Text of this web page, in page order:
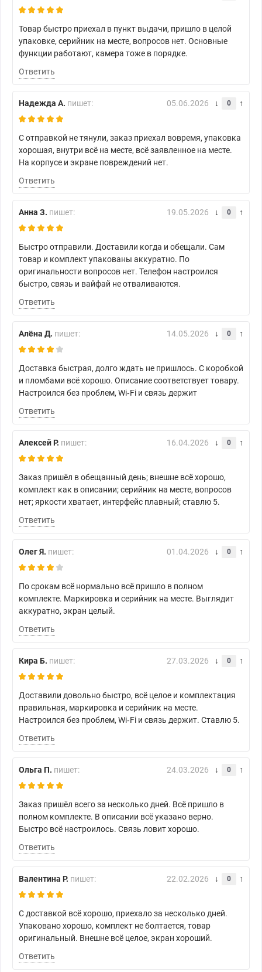
Товар быстро приехал в пункт выдачи, пришло в целой
упаковке, серийник на месте, вопросов нет. Основные
функции работают, камера тоже в порядке.
Ответить
Надежда А. пишет: 05.06.2026 0
С отправкой не тянули, заказ приехал вовремя, упаковка
хорошая, внутри всё на месте, всё заявленное на месте.
На корпусе и экране повреждений нет.
Ответить
Анна З. пишет: 19.05.2026 0
Быстро отправили. Доставили когда и обещали. Сам
товар и комплект упакованы аккуратно. По
оригинальности вопросов нет. Телефон настроился
быстро, связь и вайфай не отваливаются.
Ответить
Алёна Д. пишет: 14.05.2026 0
Доставка быстрая, долго ждать не пришлось. С коробкой
и пломбами всё хорошо. Описание соответствует товару.
Настроился без проблем, Wi‑Fi и связь держит
Ответить
Алексей Р. пишет: 16.04.2026 0
Заказ пришёл в обещанный день; внешне всё хорошо,
комплект как в описании; серийник на месте, вопросов
нет; яркости хватает, интерфейс плавный; ставлю 5.
Ответить
Олег Я. пишет: 01.04.2026 0
По срокам всё нормально всё пришло в полном
комплекте. Маркировка и серийник на месте. Выглядит
аккуратно, экран целый.
Ответить
Кира Б. пишет: 27.03.2026 0
Доставили довольно быстро, всё целое и комплектация
правильная, маркировка и серийник на месте.
Настроился без проблем, Wi‑Fi и связь держит. Ставлю 5.
Ответить
Ольга П. пишет: 24.03.2026 0
Заказ пришёл всего за несколько дней. Всё пришло в
полном комплекте. В описании всё указано верно.
Быстро всё настроилось. Связь ловит хорошо.
Ответить
Валентина Р. пишет: 22.02.2026 0
С доставкой всё хорошо, приехало за несколько дней.
Упаковано хорошо, комплект не болтается, товар
оригинальный. Внешне всё целое, экран хороший.
Ответить